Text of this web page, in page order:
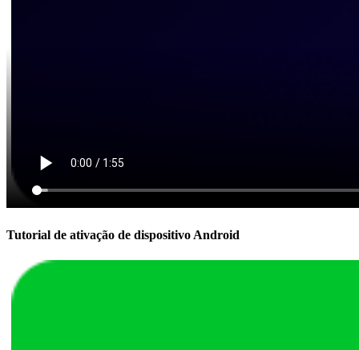
Tutorial de ativação de dispositivo Android